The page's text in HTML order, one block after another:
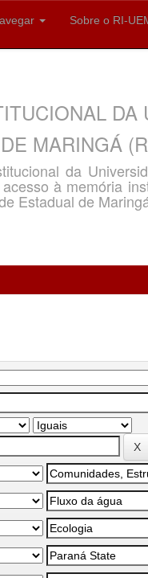
Sobre o RI-
DA
DE MARINGÁ
da
à memória
Estadual de